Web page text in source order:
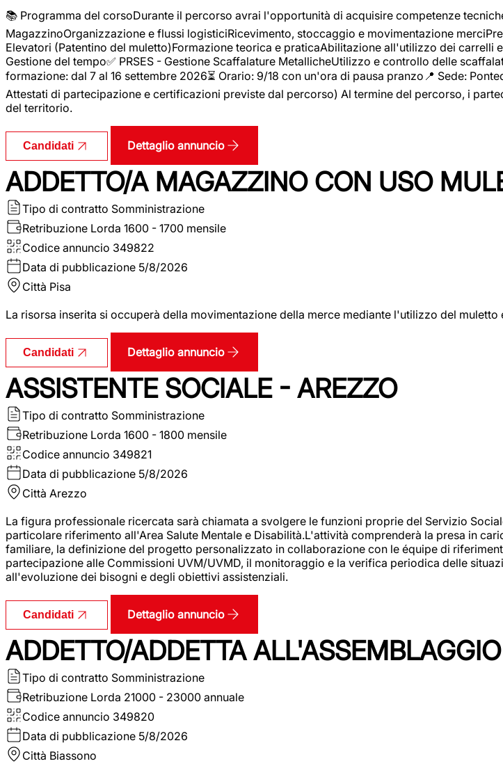
📚 Programma del corsoDurante il percorso avrai l'opportunità di acquisire competenze
MagazzinoOrganizzazione e flussi logisticiRicevimento, stoccaggio e movimentazione
Elevatori (Patentino del muletto)Formazione teorica e praticaAbilitazione all'utilizzo dei carrelli
Gestione del tempo✅ PRSES - Gestione Scaffalature MetallicheUtilizzo e controllo delle
formazione: dal 7 al 16 settembre 2026⏳ Orario: 9/18 con un'ora di pausa pranzo📍 Sede:
Attestati di partecipazione e certificazioni previste dal percorso) Al termine del percorso, i
del territorio.
Candidati Dettaglio annuncio
ADDETTO/A MAGAZZINO CON USO
Tipo di contratto Somministrazione
Retribuzione Lorda 1600 - 1700 mensile
Codice annuncio 349822
Data di pubblicazione 5/8/2026
Città Pisa
La risorsa inserita si occuperà della movimentazione della merce mediante l'utilizzo del
Candidati Dettaglio annuncio
ASSISTENTE SOCIALE - AREZZO
Tipo di contratto Somministrazione
Retribuzione Lorda 1600 - 1800 mensile
Codice annuncio 349821
Data di pubblicazione 5/8/2026
Città Arezzo
La figura professionale ricercata sarà chiamata a svolgere le funzioni proprie del Servizio
particolare riferimento all'Area Salute Mentale e Disabilità.L'attività comprenderà la presa in
familiare, la definizione del progetto personalizzato in collaborazione con le équipe di
partecipazione alle Commissioni UVM/UVMD, il monitoraggio e la verifica periodica delle
all'evoluzione dei bisogni e degli obiettivi assistenziali.
Candidati Dettaglio annuncio
ADDETTO/ADDETTA
Tipo di contratto Somministrazione
Retribuzione Lorda 21000 - 23000 annuale
Codice annuncio 349820
Data di pubblicazione 5/8/2026
Città Biassono